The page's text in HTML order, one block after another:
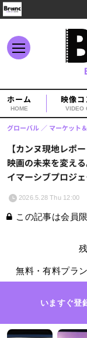
ホーム
HOME
映像コ
VIDEO
【カンヌ現地レポ
映画の未来を変え
イマーシブプロジ
グローバル マーケット
2026.5.28 Thu 12:00
この記事は会員
無料・有料プラ
いますぐ登